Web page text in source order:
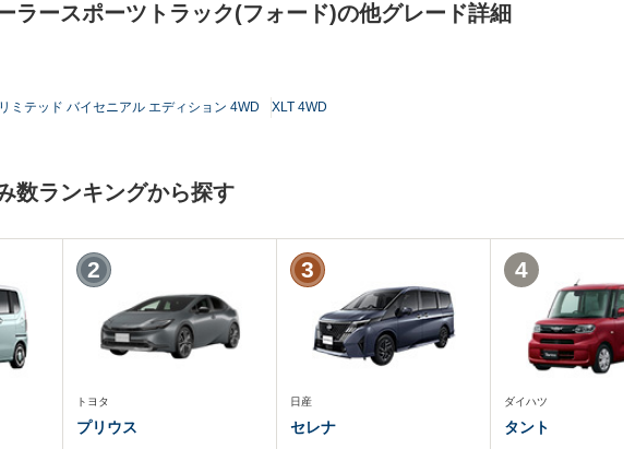
ラースポーツトラック(フォード)の他グレード詳細
ミテッド バイセニアル エディション 4WD XLT 4WD
数ランキングから探す
トヨタ
プリウス
2
日産
セレナ
3
ダイハツ
タント
4